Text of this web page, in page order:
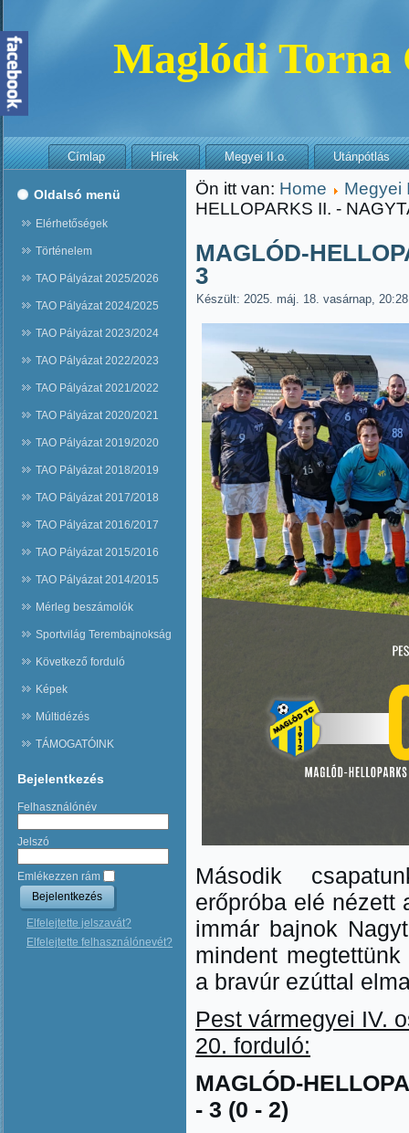
Maglódi Torna
Címlap Hírek Megyei II.o. Utánpótlás
Oldalsó menü
Elérhetőségek
Történelem
TAO Pályázat 2025/2026
TAO Pályázat 2024/2025
TAO Pályázat 2023/2024
TAO Pályázat 2022/2023
TAO Pályázat 2021/2022
TAO Pályázat 2020/2021
TAO Pályázat 2019/2020
TAO Pályázat 2018/2019
TAO Pályázat 2017/2018
TAO Pályázat 2016/2017
TAO Pályázat 2015/2016
TAO Pályázat 2014/2015
Mérleg beszámolók
Sportvilág Terembajnokság
Következő forduló
Képek
Múltidézés
TÁMOGATÓINK
Bejelentkezés
Felhasználónév
Jelszó
Emlékezzen rám
Elfelejtette jelszavát?
Elfelejtette felhasználónevét?
Ön itt van: Home
Megyei
HELLOPARKS II. -
MAGLÓD-
3
Készült: 2025. máj. 18. vasárnap, 20:28
Második
erőpróba elé nézett
immár bajnok
mindent
a bravúr ezúttal
Pest vármegyei IV.
20. forduló:
MAGLÓD-
- 3 (0 - 2)